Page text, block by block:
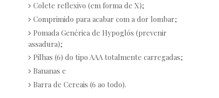
Colete reflexivo (em forma de X);
Comprimido para acabar com a dor lombar;
Pomada Genérica de Hypoglós (prevenir
assadura);
Pilhas (6) do tipo AAA totalmente carregadas;
Bananas e
Barra de Cereais (6 ao todo).